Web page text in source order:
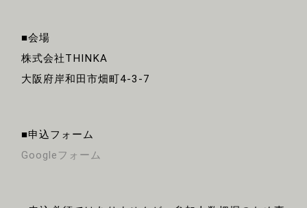
■会場
株式会社THINKA
大阪府岸和田市畑町4-3-7
■申込フォーム
Googleフォーム